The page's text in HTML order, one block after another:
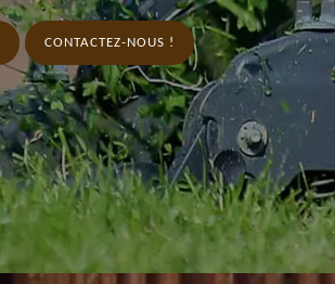
CONTACTEZ-NOUS !